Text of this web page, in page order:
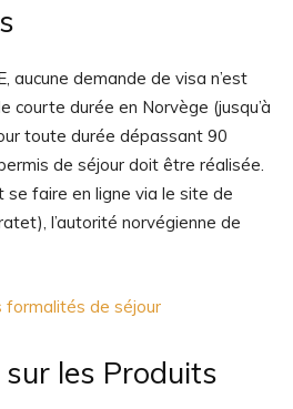
aucune demande de visa n’est
courte durée en Norvège (jusqu’à
toute durée dépassant 90
de séjour doit être réalisée.
se faire en ligne via le site de
l’autorité norvégienne de
formalités de séjour
les Produits